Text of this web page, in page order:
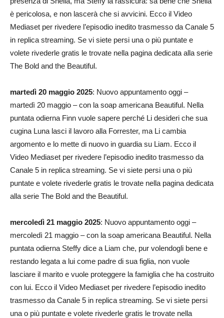
è pericolosa, e non lascerà che si avvicini. Ecco il Video
Mediaset per rivedere l’episodio inedito trasmesso da Canale 5
in replica streaming. Se vi siete persi una o più puntate e
volete rivederle gratis le trovate nella pagina dedicata alla serie
The Bold and the Beautiful.
martedì 20 maggio 2025: Nuovo appuntamento oggi –
martedì 20 maggio – con la soap americana Beautiful. Nella
puntata odierna Finn vuole sapere perché Li desideri che sua
cugina Luna lasci il lavoro alla Forrester, ma Li cambia
argomento e lo mette di nuovo in guardia su Liam. Ecco il
Video Mediaset per rivedere l’episodio inedito trasmesso da
Canale 5 in replica streaming. Se vi siete persi una o più
puntate e volete rivederle gratis le trovate nella pagina dedicata
alla serie The Bold and the Beautiful.
mercoledì 21 maggio 2025: Nuovo appuntamento oggi –
mercoledì 21 maggio – con la soap americana Beautiful. Nella
puntata odierna Steffy dice a Liam che, pur volendogli bene e
restando legata a lui come padre di sua figlia, non vuole
lasciare il marito e vuole proteggere la famiglia che ha costruito
con lui. Ecco il Video Mediaset per rivedere l’episodio inedito
trasmesso da Canale 5 in replica streaming. Se vi siete persi
una o più puntate e volete rivederle gratis le trovate nella